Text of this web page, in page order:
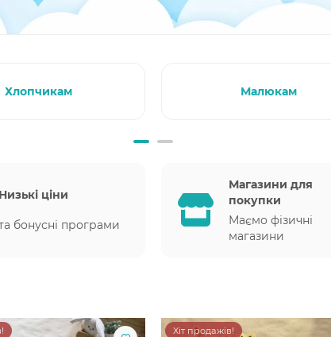
Хлопчикам Малюкам
Низькі ціни
бонусні програми
Магазини для
покупки
Маємо фізичні
магазини
Хіт продажів!